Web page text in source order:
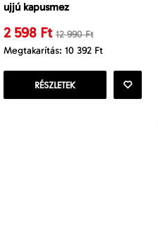
ujjú kapusmez
2 598 Ft 12 990 Ft
Megtakarítás: 10 392 Ft
RÉSZLETEK